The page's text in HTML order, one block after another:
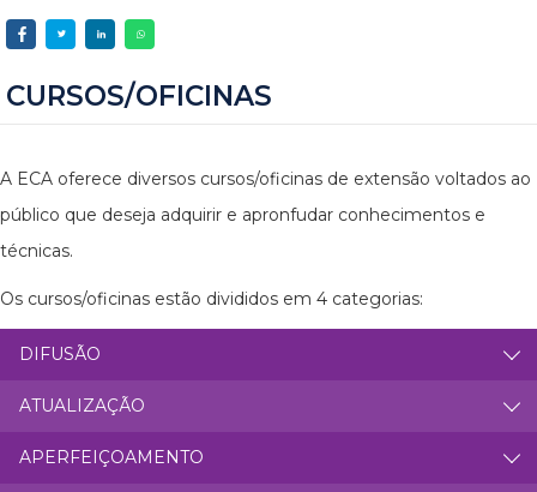
CURSOS/OFICINAS
A ECA oferece diversos cursos/oficinas de extensão voltados ao
público que deseja adquirir e apronfudar conhecimentos e
técnicas.
Os cursos/oficinas estão divididos em 4 categorias:
DIFUSÃO
ATUALIZAÇÃO
APERFEIÇOAMENTO